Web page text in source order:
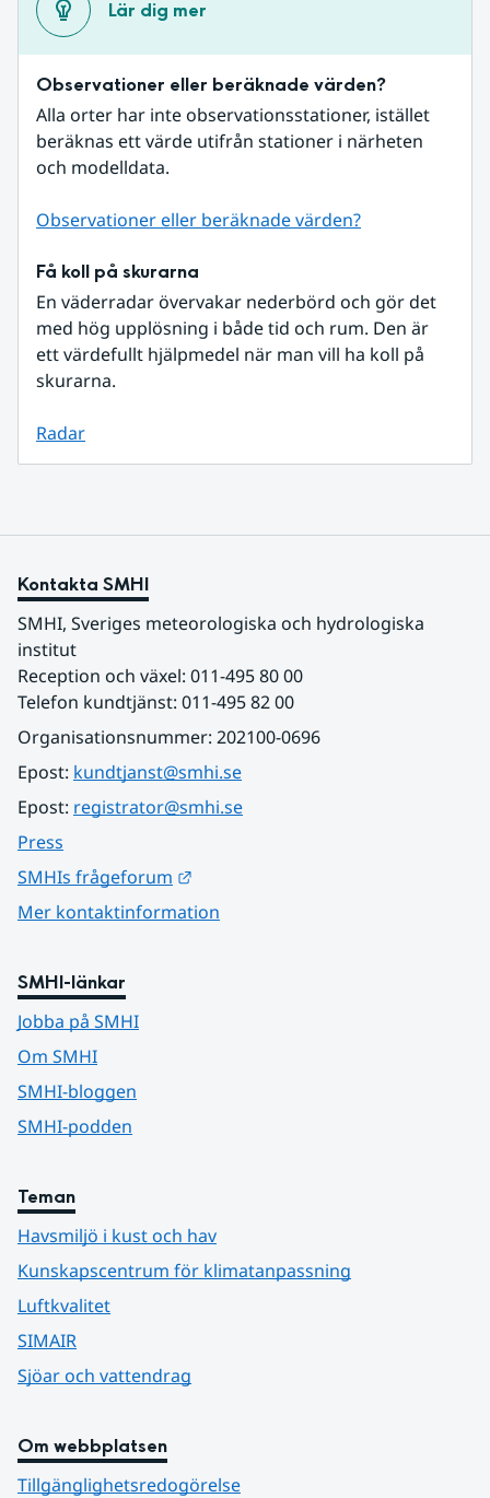
Lär dig mer
Observationer eller beräknade värden?
Alla orter har inte observationsstationer, istället
beräknas ett värde utifrån stationer i närheten
och modelldata.
Observationer eller beräknade värden?
Få koll på skurarna
En väderradar övervakar nederbörd och gör det
med hög upplösning i både tid och rum. Den är
ett värdefullt hjälpmedel när man vill ha koll på
skurarna.
Radar
Kontakta SMHI
SMHI, Sveriges meteorologiska och hydrologiska
institut
Reception och växel: 011-495 80 00
Telefon kundtjänst: 011-495 82 00
Organisationsnummer: 202100-0696
Epost: kundtjanst@smhi.se
Epost: registrator@smhi.se
Press
SMHIs frågeforum
Mer kontaktinformation
SMHI-länkar
Jobba på SMHI
Om SMHI
SMHI-bloggen
SMHI-podden
Teman
Havsmiljö i kust och hav
Kunskapscentrum för klimatanpassning
Luftkvalitet
SIMAIR
Sjöar och vattendrag
Om webbplatsen
Tillgänglighetsredogörelse